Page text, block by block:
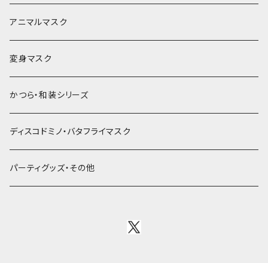
アニマルマスク
変身マスク
かつら・和装シリーズ
ディスコドミノ・バタフライマスク
パーティグッズ・その他